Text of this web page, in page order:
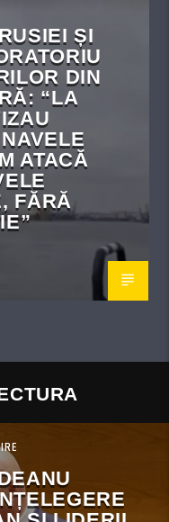
ȘI
DIN
“LA
ATACĂ
FĂRĂ